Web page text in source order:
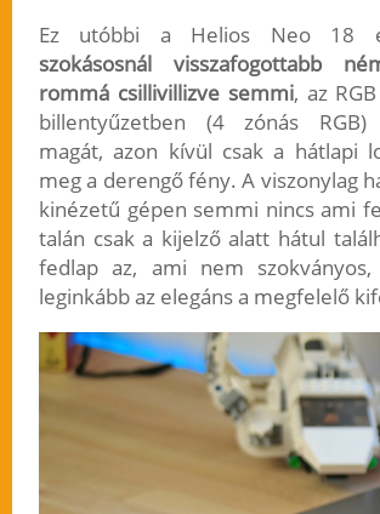
Ez utóbbi a Helios Neo 18
szokásosnál visszafogottabb
rommá csillivillizve semmi, az
billentyűzetben (4 zónás RGB)
magát, azon kívül csak a hátlapi
meg a derengő fény. A viszonylag
kinézetű gépen semmi nincs ami
talán csak a kijelző alatt hátul
fedlap az, ami nem
leginkább az elegáns a megfelelő